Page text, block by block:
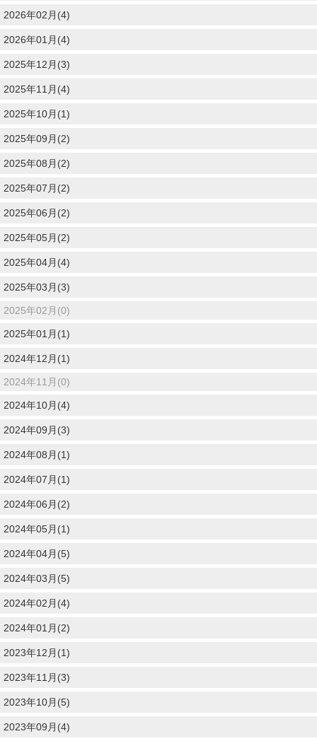
2026年02月(4)
2026年01月(4)
2025年12月(3)
2025年11月(4)
2025年10月(1)
2025年09月(2)
2025年08月(2)
2025年07月(2)
2025年06月(2)
2025年05月(2)
2025年04月(4)
2025年03月(3)
2025年02月(0)
2025年01月(1)
2024年12月(1)
2024年11月(0)
2024年10月(4)
2024年09月(3)
2024年08月(1)
2024年07月(1)
2024年06月(2)
2024年05月(1)
2024年04月(5)
2024年03月(5)
2024年02月(4)
2024年01月(2)
2023年12月(1)
2023年11月(3)
2023年10月(5)
2023年09月(4)